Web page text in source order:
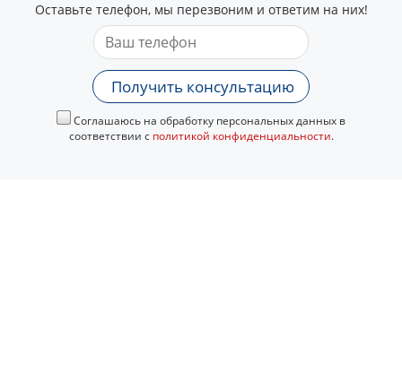
Оставьте телефон, мы перезвоним и ответим на них!
Получить консультацию
Соглашаюсь на обработку персональных данных в
соответствии с политикой конфиденциальности.